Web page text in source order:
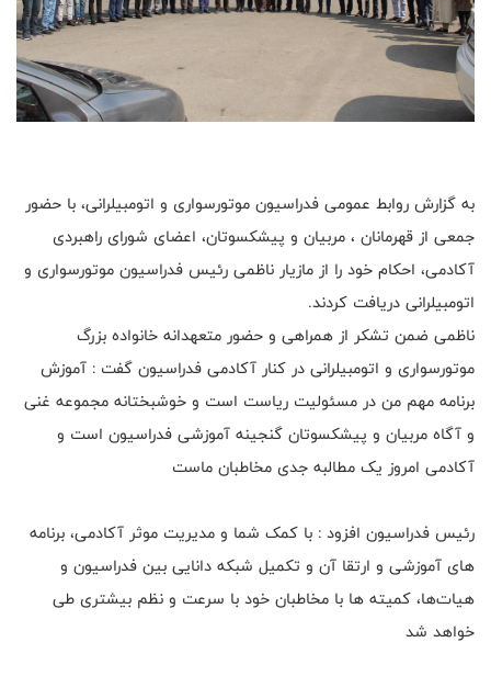
به گزارش روابط عمومی فدراسیون موتورسواری و اتومبیلرانی، با حضور
جمعی از قهرمانان ، مربیان و پیشکسوتان، اعضای شورای راهبردی
آکادمی، احکام خود را از مازیار ناظمی رئیس فدراسیون موتورسواری و
اتومبیلرانی دریافت کردند.
ناظمی ضمن تشکر از همراهی و حضور متعهدانه خانواده بزرگ
موتورسواری و اتومبیلرانی در کنار آکادمی فدراسیون گفت : آموزش
برنامه مهم من در مسئولیت ریاست است و خوشبختانه مجموعه غنی
و آگاه مربیان و پیشکسوتان گنجینه آموزشی فدراسیون است و
آکادمی امروز یک مطالبه جدی مخاطبان ماست
رئیس فدراسیون افزود : با کمک شما و مدیریت موثر آکادمی، برنامه
های آموزشی و ارتقا آن و تکمیل شبکه دانایی بین فدراسیون و
هیات‌ها، کمیته ها با مخاطبان خود با سرعت و نظم بیشتری طی
خواهد شد